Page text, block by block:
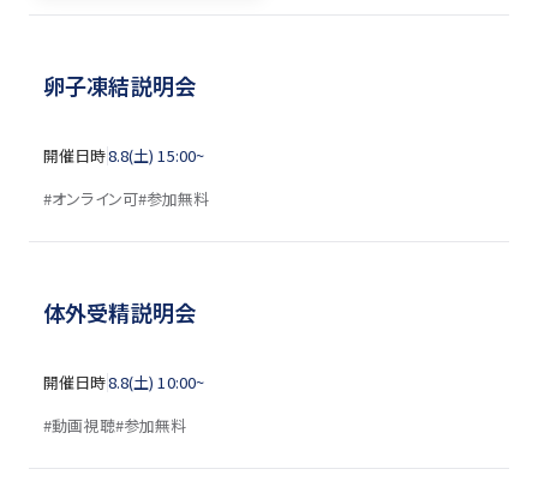
卵子凍結説明会
開催日時8.8(土) 15:00~
オンライン可 参加無料
体外受精説明会
開催日時8.8(土) 10:00~
動画視聴 参加無料